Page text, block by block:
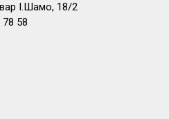
І.Шамо, 18/2
58